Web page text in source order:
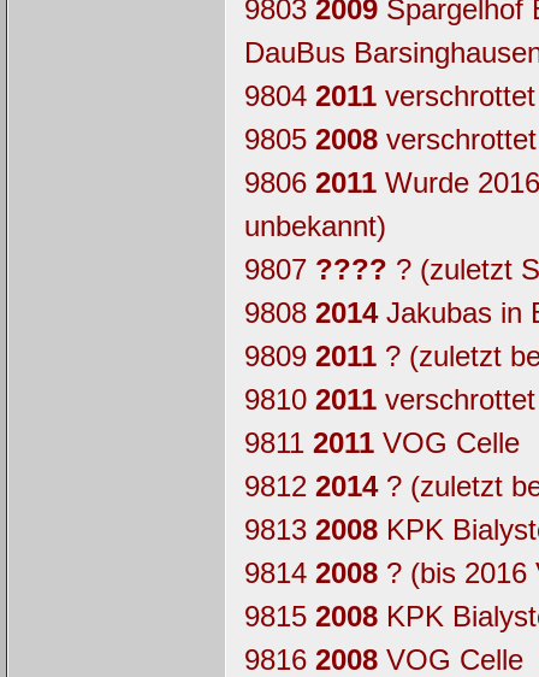
9803 2009Spargelhof
DauBus
9804 2011
9805 2008
9806 2011Wurde
unbekannt)
9807 ???? ? (zuletzt
9808 2014Jakubas in
9809 2011? (zuletzt
9810 2011
9811 2011VOG Celle
9812 2014? (zuletzt
9813 2008KPK
9814 2008? (bis 2016
9815 2008KPK
9816 2008VOG Celle